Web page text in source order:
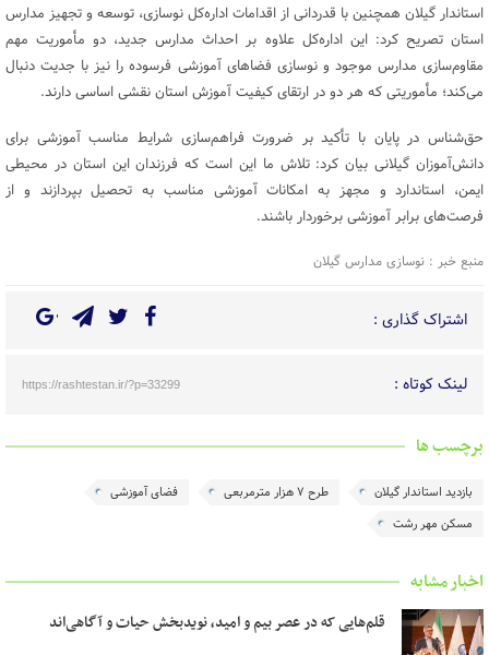
استاندار گیلان همچنین با قدردانی از اقدامات اداره‌کل نوسازی، توسعه و تجهیز مدارس
استان تصریح کرد: این اداره‌کل علاوه بر احداث مدارس جدید، دو مأموریت مهم
مقاوم‌سازی مدارس موجود و نوسازی فضاهای آموزشی فرسوده را نیز با جدیت دنبال
می‌کند؛ مأموریتی که هر دو در ارتقای کیفیت آموزش استان نقشی اساسی دارند.
حق‌شناس در پایان با تأکید بر ضرورت فراهم‌سازی شرایط مناسب آموزشی برای
دانش‌آموزان گیلانی بیان کرد: تلاش ما این است که فرزندان این استان در محیطی
ایمن، استاندارد و مجهز به امکانات آموزشی مناسب به تحصیل بپردازند و از
فرصت‌های برابر آموزشی برخوردار باشند.
منبع خبر : نوسازی مدارس گیلان
اشتراک گذاری :
لینک کوتاه : https://rashtestan.ir/?p=33299
برچسب ها
بازدید استاندار گیلان طرح ۷ هزار مترمربعی
فضای آموزشی
مسکن مهر رشت
اخبار مشابه
قلم‌هایی که در عصر بیم و امید، نویدبخش حیات و آگاهی‌اند